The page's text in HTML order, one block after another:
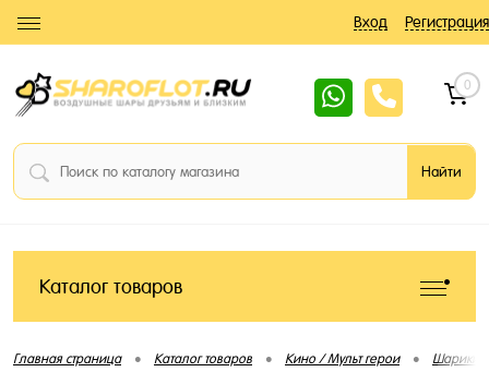
Вход Регистрация
0
Каталог товаров
Главная страница • Каталог товаров • Кино / Мульт герои • Шарики